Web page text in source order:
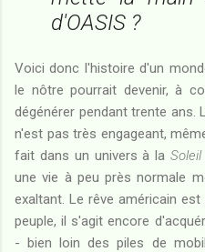
d'OASIS ?
Voici donc l'histoire d'un
le nôtre pourrait devenir, à
dégénérer pendant trente ans.
n'est pas très engageant,
fait dans un univers à la
une vie à peu près normale
exaltant. Le rêve américain
peuple, il s'agit encore
- bien loin des piles de